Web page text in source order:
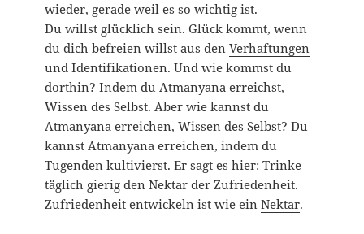
wieder, gerade weil es so wichtig ist.
Du willst glücklich sein.Glück kommt, wenn
du dich befreien willst aus denVerhaftungen
undIdentifikationen. Und wie kommst du
dorthin? Indem du Atmanyana erreichst,
Wissen desSelbst. Aber wie kannst du
Atmanyana erreichen, Wissen des Selbst? Du
kannst Atmanyana erreichen, indem du
Tugenden kultivierst. Er sagt es hier: Trinke
täglich gierig den Nektar derZufriedenheit.
Zufriedenheit entwickeln ist wie einNektar.